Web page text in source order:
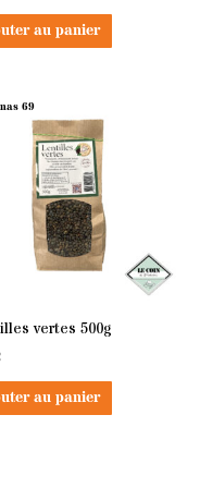
au panier
69
vertes 500g
au panier